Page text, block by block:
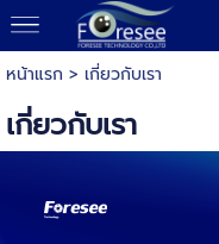
หน้าแรก > เกี่ยวกับเรา
เกี่ยวกับเรา